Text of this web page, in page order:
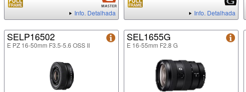
Info. Detalhada Info. Detalhada
SELP16502
E PZ 16-50mm F3.5-5.6 OSS II
SEL1655G
E 16-55mm F2.8 G